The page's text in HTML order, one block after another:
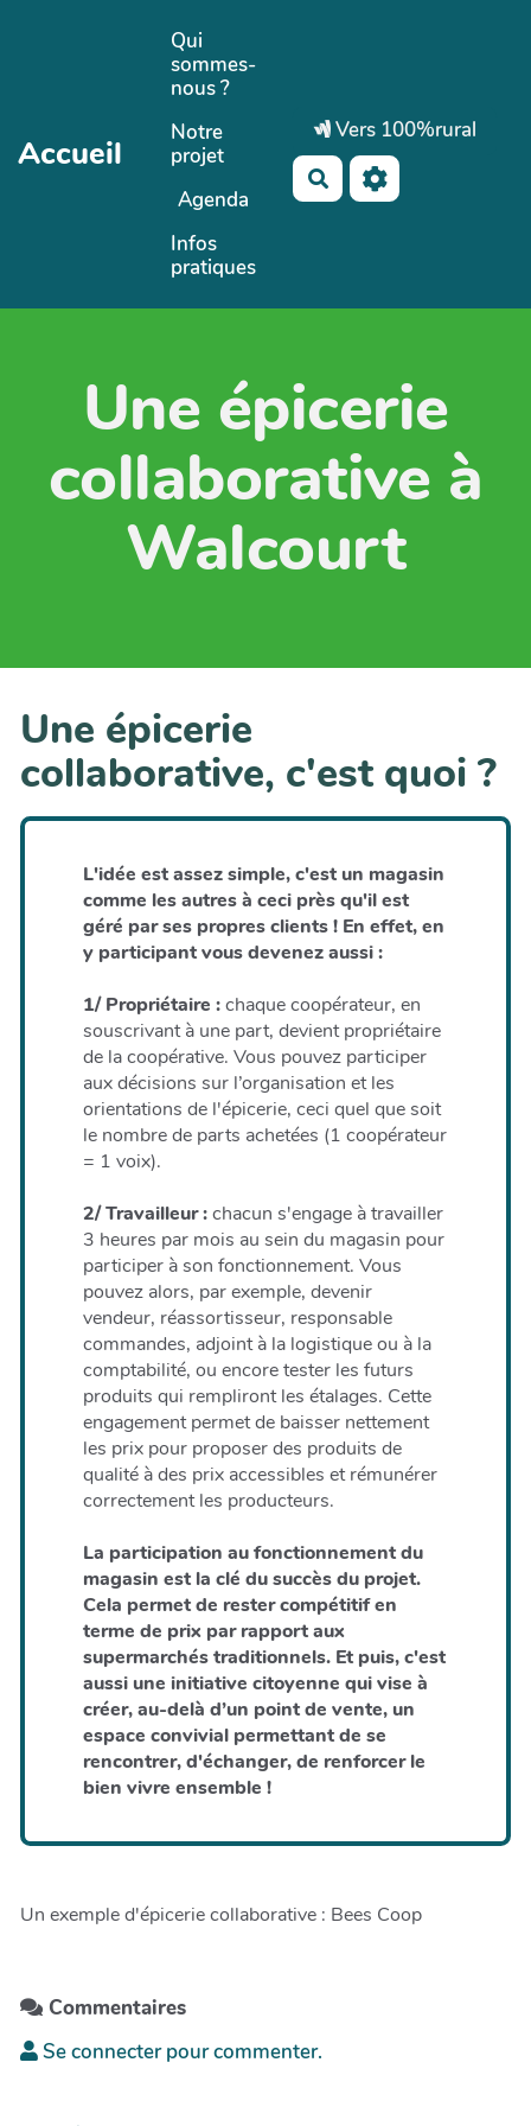
Aller au contenu principal
Accueil
Qui
sommes-
nous ?
Notre
projet
Agenda
Infos
pratiques
Vers 100%rural
Rechercher
Une épicerie
collaborative à
Walcourt
Une épicerie
collaborative, c'est quoi ?
L'idée est assez simple, c'est un magasin
comme les autres à ceci près qu'il est
géré par ses propres clients ! En effet, en
y participant vous devenez aussi :
1/ Propriétaire :chaque coopérateur, en
souscrivant à une part, devient propriétaire
de la coopérative. Vous pouvez participer
aux décisions sur l’organisation et les
orientations de l'épicerie, ceci quel que soit
le nombre de parts achetées (1 coopérateur
= 1 voix).
2/ Travailleur :chacun s'engage à travailler
3 heures par mois au sein du magasin pour
participer à son fonctionnement. Vous
pouvez alors, par exemple, devenir
vendeur, réassortisseur, responsable
commandes, adjoint à la logistique ou à la
comptabilité, ou encore tester les futurs
produits qui rempliront les étalages. Cette
engagement permet de baisser nettement
les prix pour proposer des produits de
qualité à des prix accessibles et rémunérer
correctement les producteurs.
La participation au fonctionnement du
magasin est la clé du succès du projet.
Cela permet de rester compétitif en
terme de prix par rapport aux
supermarchés traditionnels. Et puis, c'est
aussi une initiative citoyenne qui vise à
créer, au-delà d’un point de vente, un
espace convivial permettant de se
rencontrer, d'échanger, de renforcer le
bien vivre ensemble !
Un exemple d'épicerie collaborative : Bees Coop
Commentaires
Se connecter pour commenter.